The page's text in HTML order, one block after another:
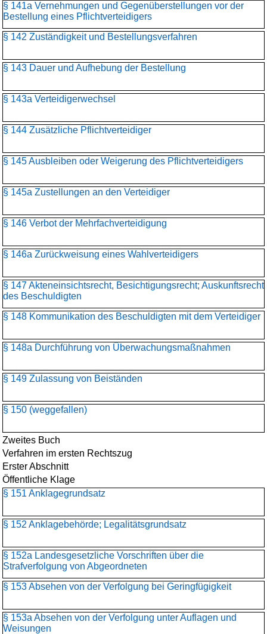
§ 141a Vernehmungen und Gegenüberstellungen vor der
Bestellung eines Pflichtverteidigers
§ 142 Zuständigkeit und Bestellungsverfahren
§ 143 Dauer und Aufhebung der Bestellung
§ 143a Verteidigerwechsel
§ 144 Zusätzliche Pflichtverteidiger
§ 145 Ausbleiben oder Weigerung des Pflichtverteidigers
§ 145a Zustellungen an den Verteidiger
§ 146 Verbot der Mehrfachverteidigung
§ 146a Zurückweisung eines Wahlverteidigers
§ 147 Akteneinsichtsrecht, Besichtigungsrecht; Auskunftsrecht
des Beschuldigten
§ 148 Kommunikation des Beschuldigten mit dem Verteidiger
§ 148a Durchführung von Überwachungsmaßnahmen
§ 149 Zulassung von Beiständen
§ 150 (weggefallen)
Zweites Buch
Verfahren im ersten Rechtszug
Erster Abschnitt
Öffentliche Klage
§ 151 Anklagegrundsatz
§ 152 Anklagebehörde; Legalitätsgrundsatz
§ 152a Landesgesetzliche Vorschriften über die
Strafverfolgung von Abgeordneten
§ 153 Absehen von der Verfolgung bei Geringfügigkeit
§ 153a Absehen von der Verfolgung unter Auflagen und
Weisungen